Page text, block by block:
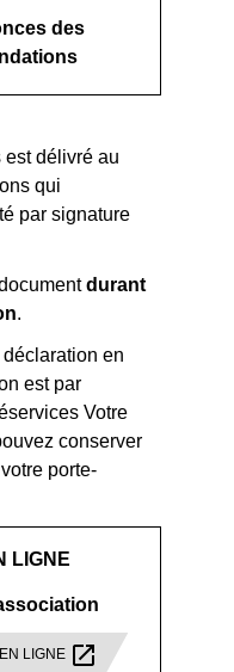
des
est délivré au
qui
par signature
durant
.
en
est par
Votre
conserver
porte-
LIGNE
LIGNE open_in_new